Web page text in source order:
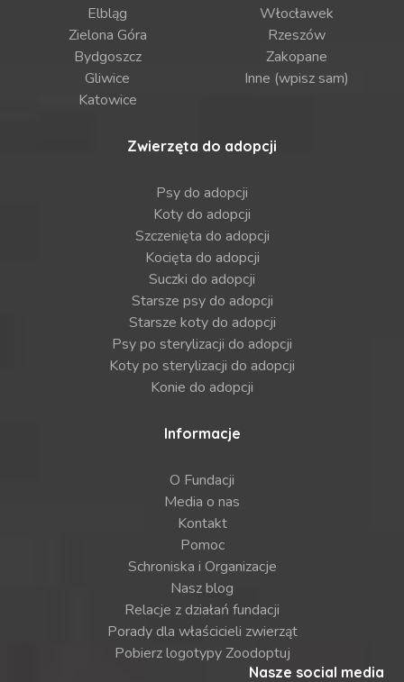
Elbląg
Zielona Góra
Bydgoszcz
Gliwice
Katowice
Włocławek
Rzeszów
Zakopane
Inne (wpisz sam)
Zwierzęta do adopcji
Psy do adopcji
Koty do adopcji
Szczenięta do adopcji
Kocięta do adopcji
Suczki do adopcji
Starsze psy do adopcji
Starsze koty do adopcji
Psy po sterylizacji do adopcji
Koty po sterylizacji do adopcji
Konie do adopcji
Informacje
O Fundacji
Media o nas
Kontakt
Pomoc
Schroniska i Organizacje
Nasz blog
Relacje z działań fundacji
Porady dla właścicieli zwierząt
Pobierz logotypy Zoodoptuj
Nasze social media